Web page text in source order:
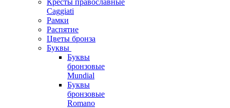
Кресты православные
Caggiati
Рамки
Распятие
Цветы бронза
Буквы
Буквы
бронзовые
Mundial
Буквы
бронзовые
Romano